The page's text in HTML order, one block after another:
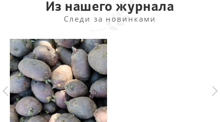
Из нашего журнала
Следи за новинками